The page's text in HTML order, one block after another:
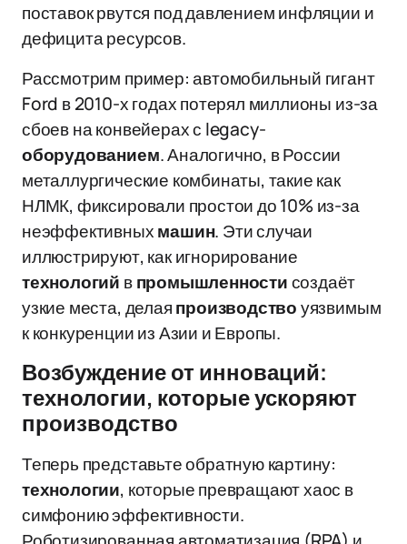
поставок рвутся под давлением инфляции и
дефицита ресурсов.
Рассмотрим пример: автомобильный гигант
Ford в 2010-х годах потерял миллионы из-за
сбоев на конвейерах с legacy-
оборудованием. Аналогично, в России
металлургические комбинаты, такие как
НЛМК, фиксировали простои до 10% из-за
неэффективныхмашин. Эти случаи
иллюстрируют, как игнорирование
технологий впромышленностисоздаёт
узкие места, делаяпроизводствоуязвимым
к конкуренции из Азии и Европы.
Возбуждение от инноваций:
технологии, которые ускоряют
производство
Теперь представьте обратную картину:
технологии, которые превращают хаос в
симфонию эффективности.